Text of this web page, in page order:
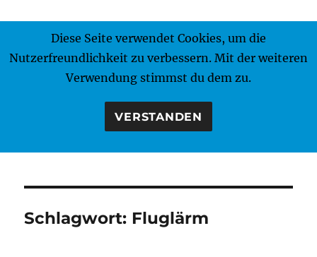
MENÜ
Schlagwort: Fluglärm
Diese Seite verwendet Cookies, um die
Nutzerfreundlichkeit zu verbessern. Mit der weiteren
Verwendung stimmst du dem zu.
VERSTANDEN